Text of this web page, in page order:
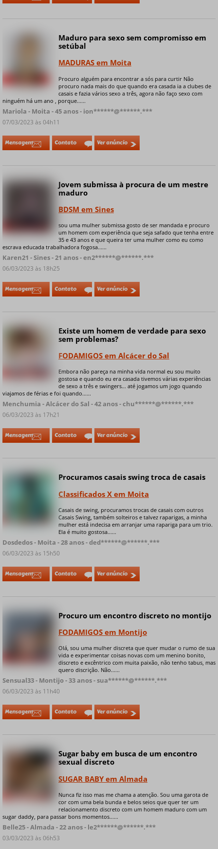
Maduro para sexo sem compromisso em
setúbal
MADURAS em Moita
Procuro alguém para encontrar a sós para curtir Não
procuro nada mais do que quando era casada ia a clubes de
casais e fazia vários sexo a três, agora não faço sexo com
ninguém há um ano , porque......
Mariola - Moita - 45 anos - ion******@******.***
07/03/2023 às 04h11
Mensagem Contato Ver anúncio
+ 5 fotos privadas
Jovem submissa à procura de um mestre
maduro
BDSM em Sines
sou uma mulher submissa gosto de ser mandada e procuro
um homem com experiência que seja safado que tenha entre
35 e 43 anos e que queira ter uma mulher como eu como
escrava educada trabalhadora fogosa......
Karen21 - Sines - 21 anos - en2******@******.***
06/03/2023 às 18h25
Mensagem Contato Ver anúncio
Online
Existe um homem de verdade para sexo
sem problemas?
FODAMIGOS em Alcácer do Sal
Embora não pareça na minha vida normal eu sou muito
gostosa e quando eu era casada tivemos várias experiências
de sexo a três e swingers... até jogamos um jogo quando
viajamos de férias e foi quando......
Menchumia - Alcácer do Sal - 42 anos - chu******@******.***
06/03/2023 às 17h21
Mensagem Contato Ver anúncio
+ 6 fotos privadas
Procuramos casais swing troca de casais
Classificados X em Moita
Casais de swing, procuramos trocas de casais com outros
Casais Swing, também solteiros e talvez raparigas, a minha
mulher está indecisa em arranjar uma rapariga para um trio.
Ela é muito gostosa......
Dosdedos - Moita - 28 anos - ded******@******.***
06/03/2023 às 15h50
Mensagem Contato Ver anúncio
Procuro um encontro discreto no montijo
FODAMIGOS em Montijo
Olá, sou uma mulher discreta que quer mudar o rumo de sua
vida e experimentar coisas novas com um menino bonito,
discreto e excêntrico com muita paixão, não tenho tabus, mas
quero discrição. Não......
Sensual33 - Montijo - 33 anos - sua******@******.***
06/03/2023 às 11h40
Mensagem Contato Ver anúncio
+ 6 fotos privadas
Sugar baby em busca de um encontro
sexual discreto
SUGAR BABY em Almada
Nunca fiz isso mas me chama a atenção. Sou uma garota de
cor com uma bela bunda e belos seios que quer ter um
relacionamento discreto com um homem maduro com um
sugar daddy, para passar bons momentos......
Belle25 - Almada - 22 anos - le2******@******.***
03/03/2023 às 06h53